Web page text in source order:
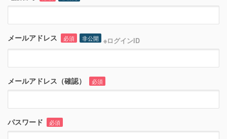
メールアドレス 必須 非公開 ※ログインID
メールアドレス（確認） 必須
パスワード 必須